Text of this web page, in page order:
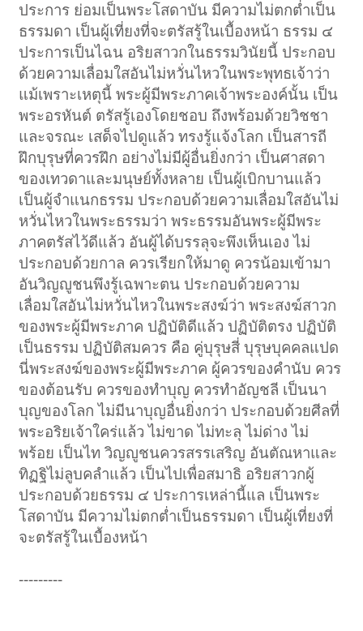
ประการ ย่อมเป็นพระโสดาบัน มีความไม่ตกต่ำเป็น
ธรรมดา เป็นผู้เที่ยงที่จะตรัสรู้ในเบื้องหน้า ธรรม ๔
ประการเป็นไฉน อริยสาวกในธรรมวินัยนี้ ประกอบ
ด้วยความเลื่อมใสอันไม่หวั่นไหวในพระพุทธเจ้าว่า
แม้เพราะเหตุนี้ พระผู้มีพระภาคเจ้าพระองค์นั้น เป็น
พระอรหันต์ ตรัสรู้เองโดยชอบ ถึงพร้อมด้วยวิชชา
และจรณะ เสด็จไปดูแล้ว ทรงรู้แจ้งโลก เป็นสารถี
ฝึกบุรุษที่ควรฝึก อย่างไม่มีผู้อื่นยิ่งกว่า เป็นศาสดา
ของเทวดาและมนุษย์ทั้งหลาย เป็นผู้เบิกบานแล้ว
เป็นผู้จำแนกธรรม ประกอบด้วยความเลื่อมใสอันไม่
หวั่นไหวในพระธรรมว่า พระธรรมอันพระผู้มีพระ
ภาคตรัสไว้ดีแล้ว อันผู้ได้บรรลุจะพึงเห็นเอง ไม่
ประกอบด้วยกาล ควรเรียกให้มาดู ควรน้อมเข้ามา
อันวิญญูชนพึงรู้เฉพาะตน ประกอบด้วยความ
เลื่อมใสอันไม่หวั่นไหวในพระสงฆ์ว่า พระสงฆ์สาวก
ของพระผู้มีพระภาค ปฏิบัติดีแล้ว ปฏิบัติตรง ปฏิบัติ
เป็นธรรม ปฏิบัติสมควร คือ คู่บุรุษสี่ บุรุษบุคคลแปด
นี่พระสงฆ์ของพระผู้มีพระภาค ผู้ควรของคำนับ ควร
ของต้อนรับ ควรของทำบุญ ควรทำอัญชลี เป็นนา
บุญของโลก ไม่มีนาบุญอื่นยิ่งกว่า ประกอบด้วยศีลที่
พระอริยเจ้าใคร่แล้ว ไม่ขาด ไม่ทะลุ ไม่ด่าง ไม่
พร้อย เป็นไท วิญญูชนควรสรรเสริญ อันตัณหาและ
ทิฏฐิไม่ลูบคลำแล้ว เป็นไปเพื่อสมาธิ อริยสาวกผู้
ประกอบด้วยธรรม ๔ ประการเหล่านี้แล เป็นพระ
โสดาบัน มีความไม่ตกต่ำเป็นธรรมดา เป็นผู้เที่ยงที่
จะตรัสรู้ในเบื้องหน้า
---------